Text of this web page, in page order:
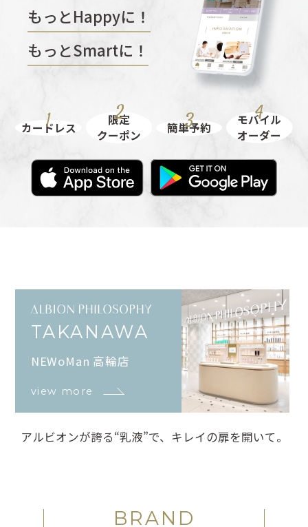
もっとHappyに！
もっとSmartに！
カードレス
限定
クーポン
簡単予約
モバイル
オーダー
TAKANAWA
NEWoMan 高輪店
view more
アルビオンが誇る“乳液”で、キレイの扉を開いて。
BRAND